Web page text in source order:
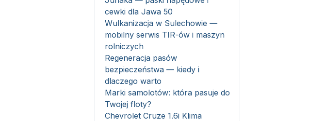
cewki dla Jawa 50
Wulkanizacja w Sulechowie —
mobilny serwis TIR-ów i maszyn
rolniczych
Regeneracja pasów
bezpieczeństwa — kiedy i
dlaczego warto
Marki samolotów: która pasuje do
Twojej floty?
Chevrolet Cruze 1.6i Klima